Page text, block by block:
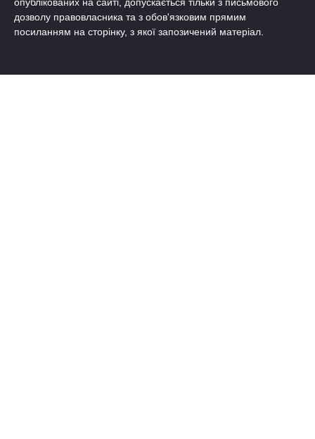
дозволу правовласника та з обов'язковим прямим
посиланням на сторінку, з якої запозичений матеріал.